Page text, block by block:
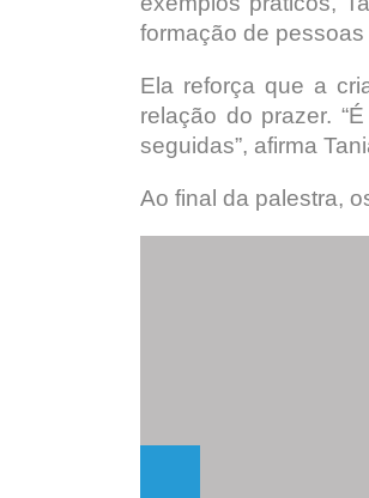
formação de
Ela reforça que a
relação do prazer.
seguidas”, afirma
Ao final da palestra,